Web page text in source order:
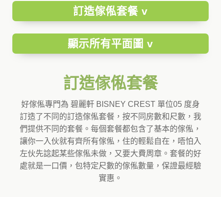
訂造傢俬套餐 v
顯示所有平面圖 v
訂造傢俬套餐
好傢俬專門為 碧麗軒 BISNEY CREST 單位05 度身
訂造了不同的訂造傢俬套餐，按不同房數和尺數，我
們提供不同的套餐。每個套餐都包含了基本的傢俬，
讓你一入伙就有齊所有傢俬，住的輕鬆自在，唔怕入
左伙先諗起某些傢俬未做，又要大費周章。套餐的好
處就是一口價，包特定尺數的傢俬數量，保證最經驗
實惠。